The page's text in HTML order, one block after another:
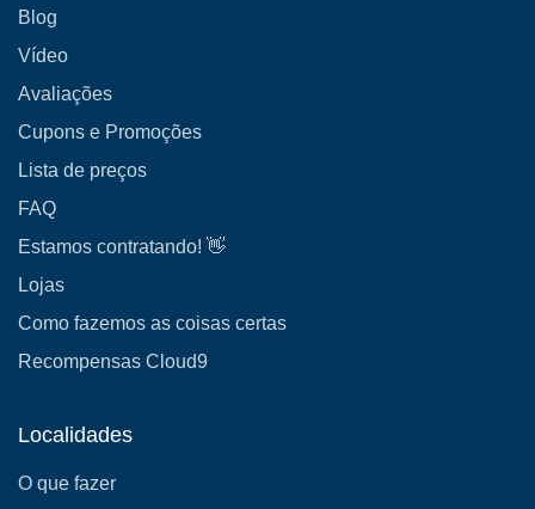
Blog
Vídeo
Avaliações
Cupons e Promoções
Lista de preços
FAQ
Estamos contratando! 👋
Lojas
Como fazemos as coisas certas
Recompensas Cloud9
Localidades
O que fazer